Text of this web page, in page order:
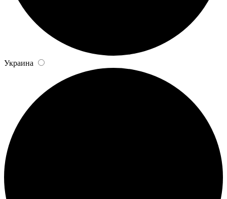
Украина